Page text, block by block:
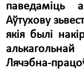
паведаміць
Аўтухову
якія былі
Лячэбна-
Суд
Сьмяротнае
Экалёгія